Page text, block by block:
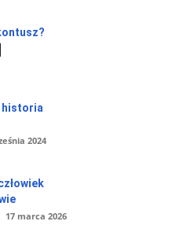
historia
2024
17 marca 2026